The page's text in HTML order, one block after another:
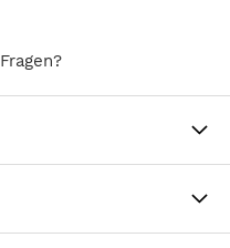
Fragen?